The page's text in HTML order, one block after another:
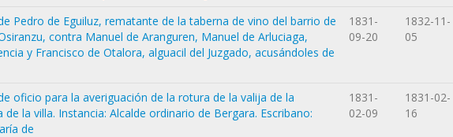
Pedro de Eguiluz, rematante de la taberna de vino del barrio de
contra Manuel de Aranguren, Manuel de Arluciaga,
y Francisco de Otalora, alguacil del Juzgado, acusándoles de
1831-
09-20
1832-11-
05
oficio para la averiguación de la rotura de la valija de la
de la villa. Instancia: Alcalde ordinario de Bergara. Escribano:
de
1831-
02-09
1831-02-
16